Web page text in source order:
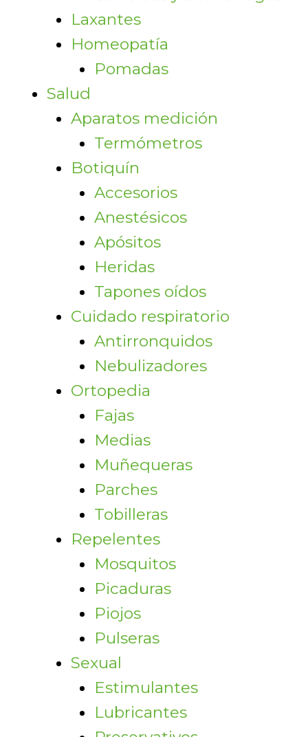
Laxantes
Homeopatía
Pomadas
Salud
Aparatos medición
Termómetros
Botiquín
Accesorios
Anestésicos
Apósitos
Heridas
Tapones oídos
Cuidado respiratorio
Antirronquidos
Nebulizadores
Ortopedia
Fajas
Medias
Muñequeras
Parches
Tobilleras
Repelentes
Mosquitos
Picaduras
Piojos
Pulseras
Sexual
Estimulantes
Lubricantes